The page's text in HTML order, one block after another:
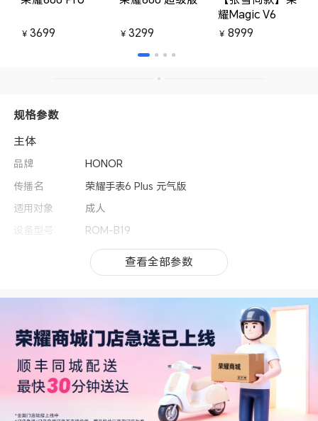
￥ 3699 ￥ 3299
耀Magic V6
￥ 8999
规格参数
主体
品牌
HONOR
传播名
荣耀手表6 Plus 元气版
适用对象
成人
设备型号
ROM-B19
2026年5月
上键 + 下键，支持长按、短按等操作，其中上键
按下返回。 )
Android 9.0及以上，IOS 15.1及以上，鸿蒙6.0及
以上
表体尺寸（长/
宽/高)
46.5mm×46.5mm×10.8mm(备注:10.8mm为最薄
处高度（手表表面到底壳边缘，不包括传感器区
域），实际尺寸依配置、制造工艺、测量方法的不
同可能有所差异，请以实物为准。)
查看全部参数
查看全部参数